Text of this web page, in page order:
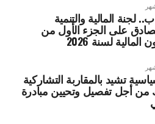
لجنة المالية والتنمية
على الجزء الأول من
لسنة 2026
تشيد بالمقاربة التشاركية
من أجل تفصيل وتحيين مبادرة